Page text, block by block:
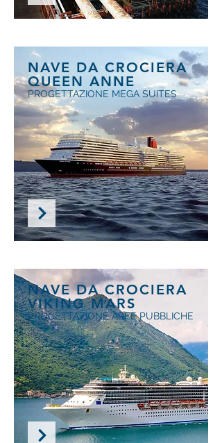
NAVE DA CROCIERA
QUEEN ANNE
PROGETTAZIONE MEGA SUITES
NAVE DA CROCIERA
VIKING MARS
PROGETTAZIONE AREE PUBBLICHE